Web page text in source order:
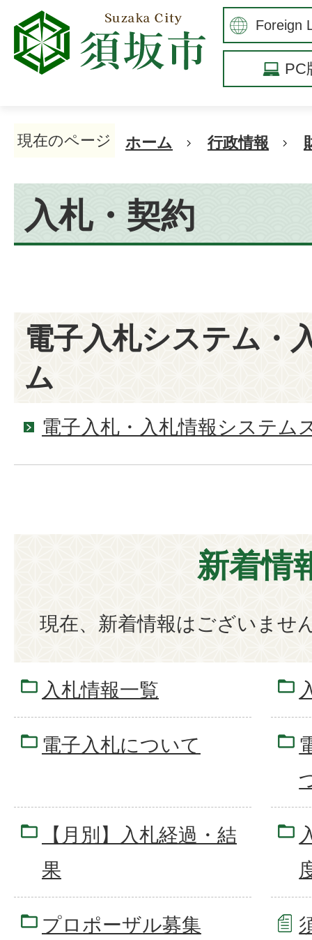
PC
現在のページ ホーム 行政情報
入札・契約
電子入札システム・
ム
電子入札・入札情報システム
新着情
現在、新着情報はございませ
入札情報一覧
電子入札について
【月別】入札経過・結
果
プロポーザル募集